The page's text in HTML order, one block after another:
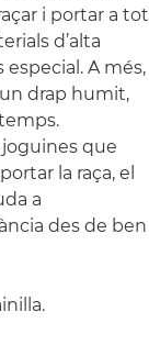
i portar a tot
d’alta
A més,
drap humit,
joguines que
la raça, el
a
des de ben